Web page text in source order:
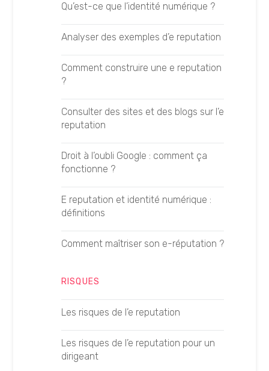
Prioriser ses mots-clés
Réaliser une analyse SEO
Suivre ses positionnements
LEXIQUE
Backlink
Featured Snippet
Génération de leads
Google AMP
Google Suggest
Growth Hacking
Les techniques GEO
Optimiser ses contenus GEO
Optimiser sa visibilité LLM
Branding et GEO
Gagner en notoriété GEO
Le guide de l’audit GEO
Auditer ses prompts GEO
Analyser ses logs pour le GEO
Les KPI du GEO
Créer un article GEO
Qu’est-ce que l’identité numérique ?
Analyser des exemples d’e reputation
Comment construire une e reputation
?
Consulter des sites et des blogs sur l’e
reputation
Droit à l’oubli Google : comment ça
fonctionne ?
E reputation et identité numérique :
définitions
Comment maîtriser son e-réputation ?
RISQUES
Les risques de l’e reputation
Les risques de l’e reputation pour un
dirigeant